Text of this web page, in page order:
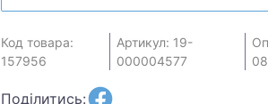
Код товара:
157956
Артикул: 19-
000004577
Поділитись: